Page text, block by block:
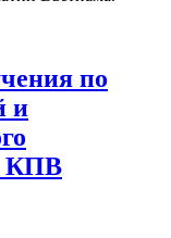
по
и
КПВ